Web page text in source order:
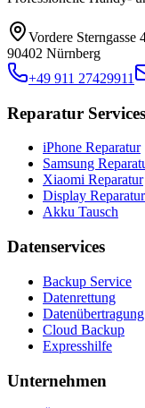
Vordere Sterngasse
90402 Nürnberg
+49 911 27429911
Reparatur Services
iPhone Reparatur
Samsung
Xiaomi Reparatur
Display Reparatur
Akku Tausch
Datenservices
Backup Service
Datenrettung
Datenübertragung
Cloud Backup
Expresshilfe
Unternehmen